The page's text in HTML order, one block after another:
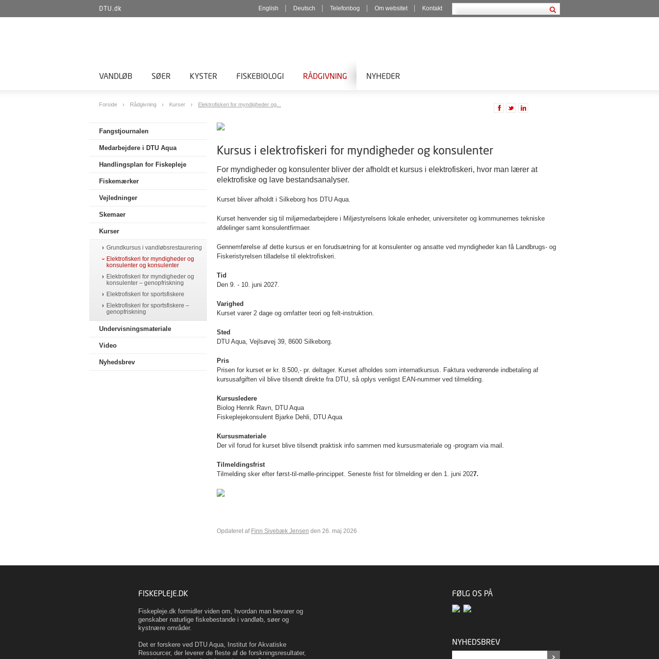
DTU.dk English Deutsch Telefonbog Om websitet Kontakt
VANDLØB SØER KYSTER FISKEBIOLOGI RÅDGIVNING NYHEDER
Forside Rådgivning Kurser Elektrofiskeri for myndigheder og...
Fangstjournalen
Medarbejdere i DTU Aqua
Handlingsplan for Fiskepleje
Fiskemærker
Vejledninger
Skemaer
Kurser
Grundkursus i vandløbsrestaurering
Elektrofiskeri for myndigheder og
konsulenter og konsulenter
Elektrofiskeri for myndigheder og
konsulenter – genopfriskning
Elektrofiskeri for sportsfiskere
Elektrofiskeri for sportsfiskere –
genopfriskning
Undervisningsmateriale
Video
Nyhedsbrev
Kursus i elektrofiskeri for myndigheder og konsulenter
For myndigheder og konsulenter bliver der afholdt et kursus i elektrofiskeri, hvor man lærer at
elektrofiske og lave bestandsanalyser.
Kurset bliver afholdt i Silkeborg hos DTU Aqua.
Kurset henvender sig til miljømedarbejdere i Miljøstyrelsens lokale enheder, universiteter og kommunernes tekniske
afdelinger samt konsulentfirmaer.
Gennemførelse af dette kursus er en forudsætning for at konsulenter og ansatte ved myndigheder kan få Landbrugs- og
Fiskeristyrelsen tilladelse til elektrofiskeri.
Tid
Den 9. - 10. juni 2027.
Varighed
Kurset varer 2 dage og omfatter teori og felt-instruktion.
Sted
DTU Aqua, Vejlsøvej 39, 8600 Silkeborg.
Pris
Prisen for kurset er kr. 8.500,- pr. deltager. Kurset afholdes som internatkursus. Faktura vedrørende indbetaling af
kursusafgiften vil blive tilsendt direkte fra DTU, så oplys venligst EAN-nummer ved tilmelding.
Kursusledere
Biolog Henrik Ravn, DTU Aqua
Fiskeplejekonsulent Bjarke Dehli, DTU Aqua
Kursusmateriale
Der vil forud for kurset blive tilsendt praktisk info sammen med kursusmateriale og -program via mail.
Tilmeldingsfrist
Tilmelding sker efter først-til-mølle-princippet. Seneste frist for tilmelding er den 1. juni 2027.
Opdateret af Finn Sivebæk Jensen den 26. maj 2026
FISKEPLEJE.DK
Fiskepleje.dk formidler viden om, hvordan man bevarer og
genskaber naturlige fiskebestande i vandløb, søer og
kystnære områder.
Det er forskere ved DTU Aqua, Institut for Akvatiske
Ressourcer, der leverer de fleste af de forskningsresultater,
FØLG OS PÅ
NYHEDSBREV